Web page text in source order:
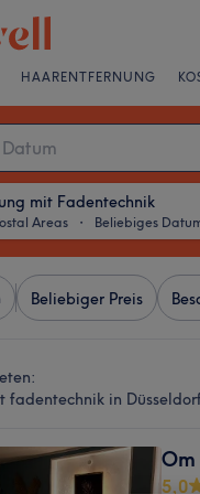
HAARENTFERNUNG
mit Fadentechnik
Areas ・ Beliebiges
Beliebiger Preis
fadentechnik in
Om
5,0